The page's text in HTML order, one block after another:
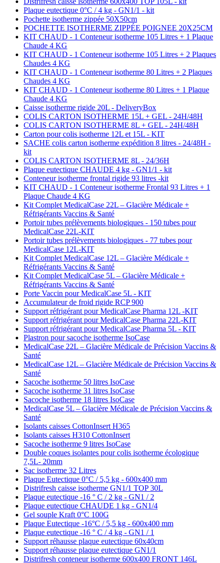
Plaque eutectique 0°C / 4 kg - GN1/1 - kit
Pochette isotherme zippée 50X50cm
POCHETTE ISOTHERME ZIPPÉE POIGNEE 20X25CM
KIT CHAUD - 1 Conteneur isotherme 105 Litres + 1 Plaque
Chaude 4 KG
KIT CHAUD - 1 Conteneur isotherme 105 Litres + 2 Plaques
Chaudes 4 KG
KIT CHAUD - 1 Conteneur isotherme 80 Litres + 2 Plaques
Chaudes 4 KG
KIT CHAUD - 1 Conteneur isotherme 80 Litres + 1 Plaque
Chaude 4 KG
Caisse isotherme rigide 20L - DeliveryBox
COLIS CARTON ISOTHERME 15L + GEL - 24H/48H
COLIS CARTON ISOTHERME 8L + GEL - 24H/48H
Carton pour colis isotherme 12L et 15L - KIT
SACHE colis carton isotherme expédition 8 litres - 24/48H -
kit
COLIS CARTON ISOTHERME 8L - 24/36H
Plaque eutectique CHAUDE 4 kg - GN1/1 - kit
Conteneur isotherme frontal rigide 93 litres -kit
KIT CHAUD - 1 Conteneur isotherme Frontal 93 Litres + 1
Plaque Chaude 4 KG
Kit Complet MedicalCase 22L – Glacière Médicale +
Réfrigérants Vaccins & Santé
Portoir tubes prélèvements biologiques - 150 tubes pour
MedicalCase 22L-KIT
Portoir tubes prélèvements biologiques - 77 tubes pour
MedicalCase 12L-KIT
Kit Complet MedicalCase 12L – Glacière Médicale +
Réfrigérants Vaccins & Santé
Kit Complet MedicalCase 5L – Glacière Médicale +
Réfrigérants Vaccins & Santé
Porte Vaccin pour MedicalCase 5L - KIT
Accumulateur de froid rigide RCP 900
Support réfrigérant pour MedicalCase Pharma 12L -KIT
Support réfrigérant pour MedicalCase Pharma 22L-KIT
Support réfrigérant pour MedicalCase Pharma 5L - KIT
Plastron pour sacoche isotherme IsoCase
MedicalCase 22L – Glacière Médicale de Précision Vaccins &
Santé
MedicalCase 12L – Glacière Médicale de Précision Vaccins &
Santé
Sacoche isotherme 50 litres IsoCase
Sacoche isotherme 31 litres IsoCase
Sacoche isotherme 18 litres IsoCase
MedicalCase 5L – Glacière Médicale de Précision Vaccins &
Santé
Isolants caisses CottonInsert H365
Isolants caisses H310 CottonInsert
Sacoche isotherme 9 litres IsoCase
Double coques isolantes pour colis isotherme écologique
7,5L- 20mm
Sac isotherme 32 Litres
Plaque Eutectique 0°C / 5,5 kg - 600x400 mm
Distrifresh caisse isotherme GN1/1 TOP 30L
Plaque eutectique -16 ° C / 2 kg - GN1 / 2
Plaque eutectique CHAUDE 1 kg - GN1/4
Gel souple Kraft 0°C 100G
Plaque Eutectique -16°C / 5,5 kg - 600x400 mm
Plaque eutectique -16 ° C / 4 kg - GN1 / 1
Support réhausse plaque eutectique 60x40cm
Support réhausse plaque eutectique GN1/1
Distrifresh conteneur isotherme 600x400 FRONT 146L